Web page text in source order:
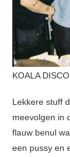
KOALA
Lekkere stuff
meevolgen in
flauw benul
een pussy en